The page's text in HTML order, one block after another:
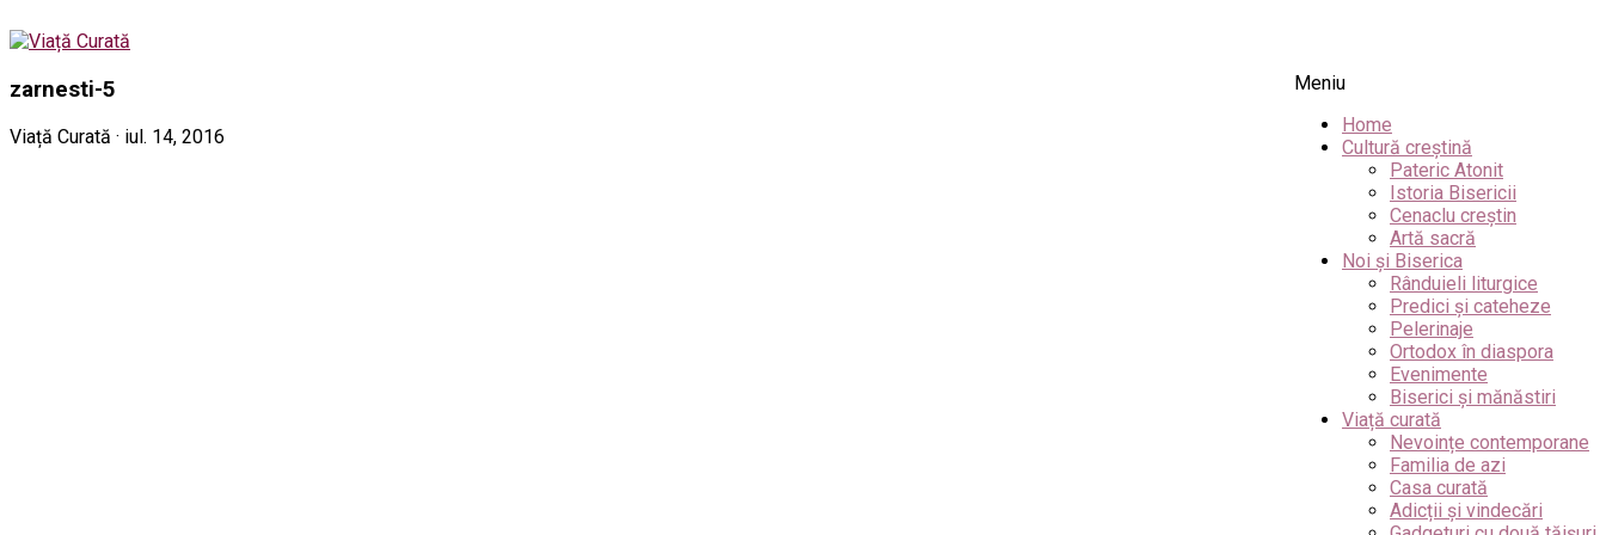
Meniu
Home
Cultură creștină
Pateric Atonit
Istoria Bisericii
Cenaclu creștin
Artă sacră
Noi și Biserica
Rânduieli liturgice
Predici și cateheze
Pelerinaje
Ortodox în diaspora
Evenimente
Biserici și mănăstiri
Viață curată
Nevoințe contemporane
Familia de azi
Casa curată
Adicții și vindecări
zarnesti-5
Viață Curată · iul. 14, 2016